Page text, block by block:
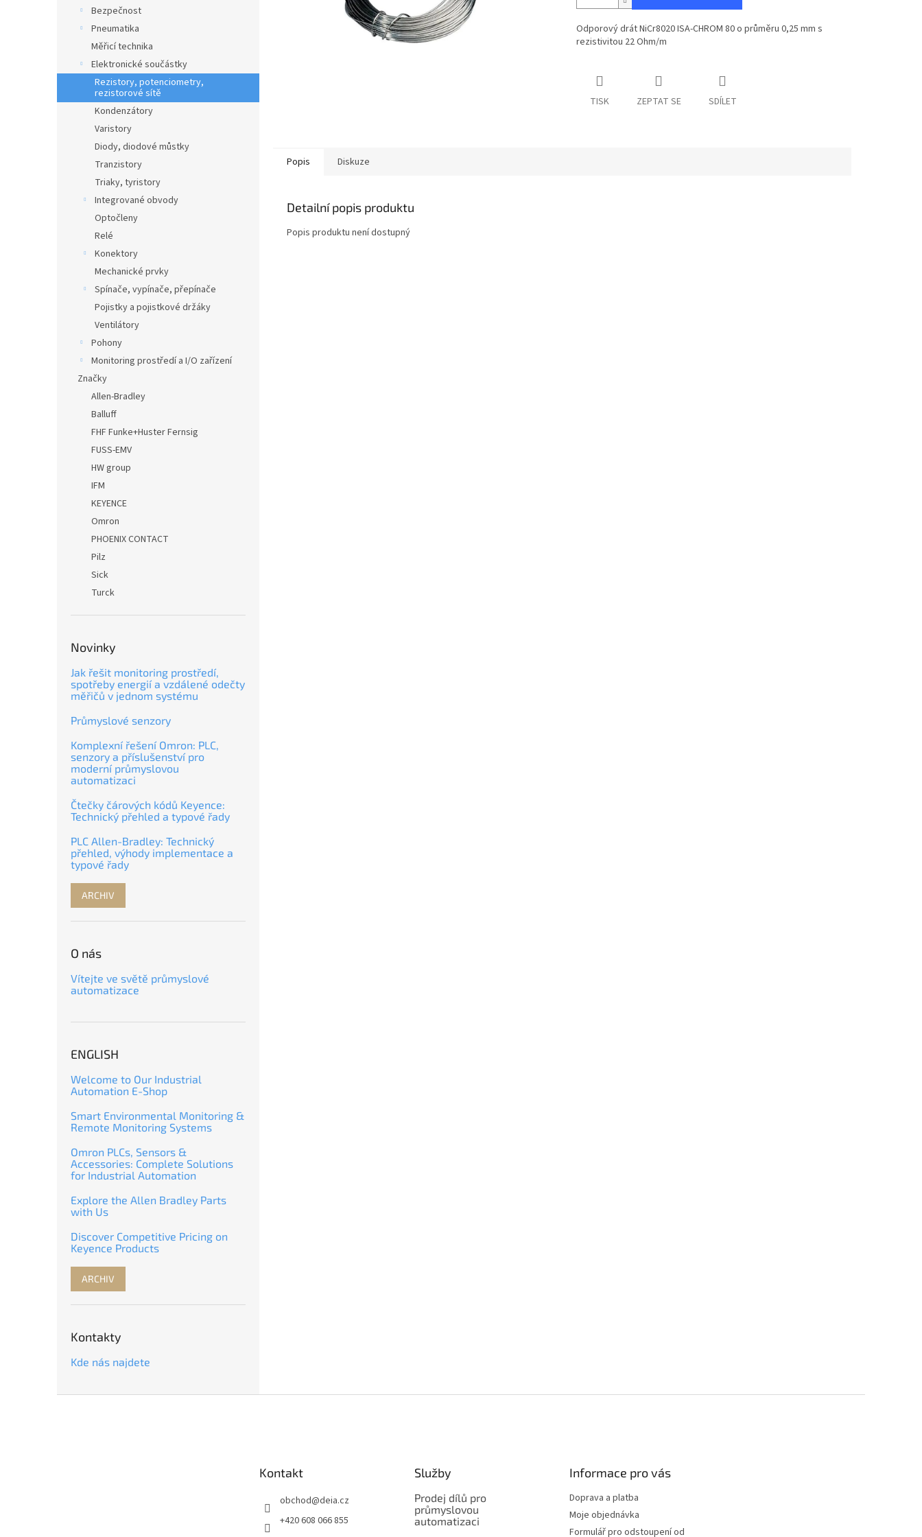
Bezpečnost
Pneumatika
Měřicí technika
Elektronické součástky
Rezistory, potenciometry,
rezistorové sítě
Kondenzátory
Varistory
Diody, diodové můstky
Tranzistory
Triaky, tyristory
Integrované obvody
Optočleny
Relé
Konektory
Mechanické prvky
Spínače, vypínače, přepínače
Pojistky a pojistkové držáky
Ventilátory
Pohony
Monitoring prostředí a I/O zařízení
Značky
Allen-Bradley
Balluff
FHF Funke+Huster Fernsig
FUSS-EMV
HW group
IFM
KEYENCE
Omron
PHOENIX CONTACT
Pilz
Sick
Turck
Novinky
Jak řešit monitoring prostředí,
spotřeby energií a vzdálené odečty
měřičů v jednom systému
Průmyslové senzory
Komplexní řešení Omron: PLC,
senzory a příslušenství pro
moderní průmyslovou
automatizaci
Čtečky čárových kódů Keyence:
Technický přehled a typové řady
PLC Allen-Bradley: Technický
přehled, výhody implementace a
typové řady
ARCHIV
O nás
Vítejte ve světě průmyslové
automatizace
ENGLISH
Welcome to Our Industrial
Automation E-Shop
Smart Environmental Monitoring &
Remote Monitoring Systems
Omron PLCs, Sensors &
Accessories: Complete Solutions
for Industrial Automation
Explore the Allen Bradley Parts
with Us
Discover Competitive Pricing on
Keyence Products
ARCHIV
Kontakty
Kde nás najdete
Odporový drát NiCr8020 ISA-CHROM 80 o průměru 0,25 mm s
rezistivitou 22 Ohm/m
TISK ZEPTAT SE SDÍLET
Popis Diskuze
Detailní popis produktu
Popis produktu není dostupný
Kontakt
obchod@deia.cz
+420 608 066 855
Služby
Prodej dílů pro
průmyslovou
automatizaci
Informace pro vás
Doprava a platba
Moje objednávka
Formulář pro odstoupení od